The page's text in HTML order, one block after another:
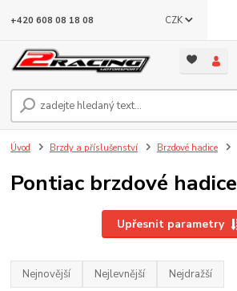
CZK
+420 608 08 18 08
Úvod Brzdy a příslušenství Brzdové hadice
Pontiac brzdové hadice
Upřesnit parametry
Nejnovější Nejlevnější Nejdražší